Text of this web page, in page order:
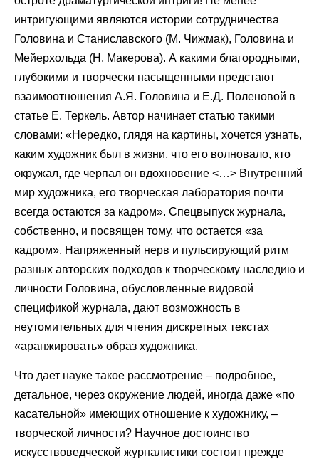
интригующими являются истории сотрудничества
Головина и Станиславского (М. Чижмак), Головина и
Мейерхольда (Н. Макерова). А какими благородными,
глубокими и творчески насыщенными предстают
взаимоотношения А.Я. Головина и Е.Д. Поленовой в
статье Е. Теркель. Автор начинает статью такими
словами: «Нередко, глядя на картины, хочется узнать,
каким художник был в жизни, что его волновало, кто
окружал, где черпал он вдохновение <…> Внутренний
мир художника, его творческая лаборатория почти
всегда остаются за кадром». Спецвыпуск журнала,
собственно, и посвящен тому, что остается «за
кадром». Напряженный нерв и пульсирующий ритм
разных авторских подходов к творческому наследию и
личности Головина, обусловленные видовой
спецификой журнала, дают возможность в
неутомительных для чтения дискретных текстах
«аранжировать» образ художника.
Что дает науке такое рассмотрение – подробное,
детальное, через окружение людей, иногда даже «по
касательной» имеющих отношение к художнику, –
творческой личности? Научное достоинство
искусствоведческой журналистики состоит прежде